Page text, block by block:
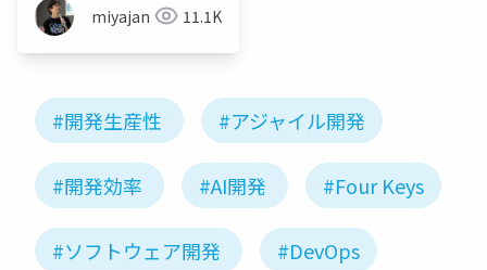
miyajan 11.1K
#開発生産性 #アジャイル開発
#開発効率 #AI開発 #Four Keys
#ソフトウェア開発 #DevOps